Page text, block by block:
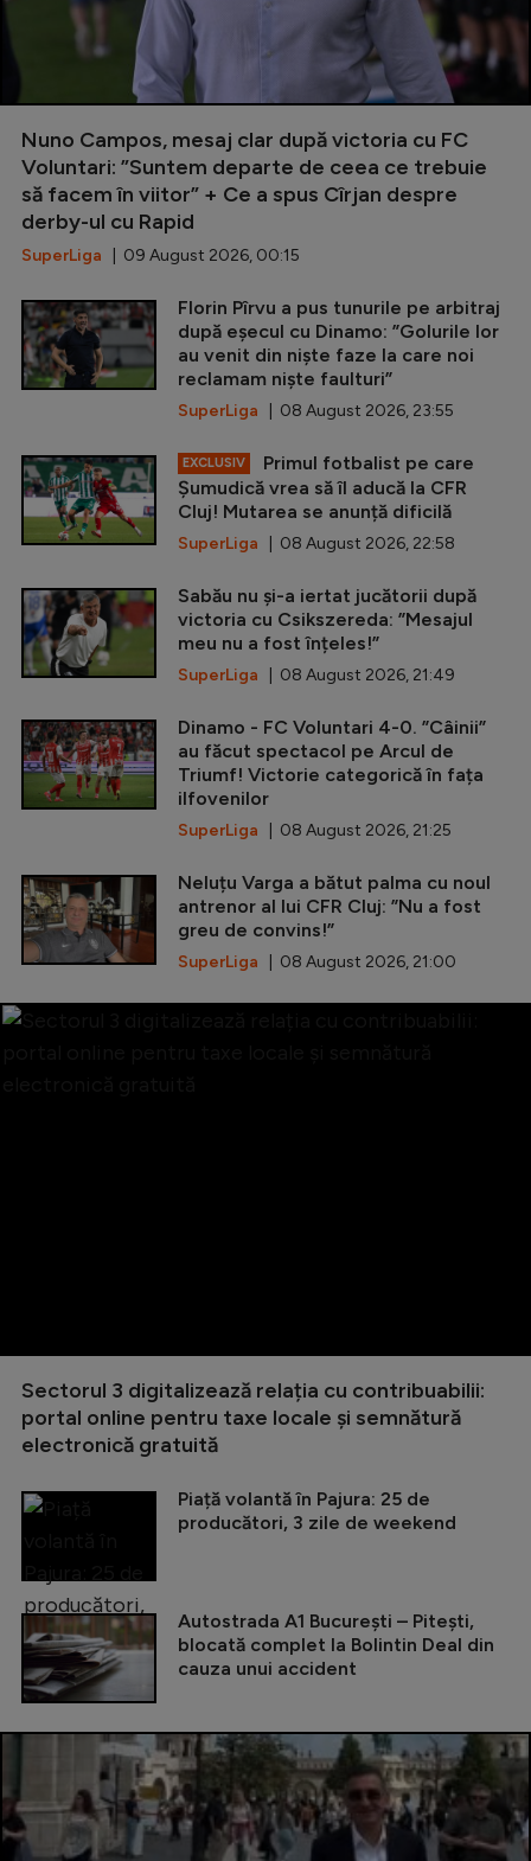
Nuno Campos, mesaj clar după victoria cu FC
Voluntari: ”Suntem departe de ceea ce trebuie
să facem în viitor” + Ce a spus Cîrjan despre
derby-ul cu Rapid
SuperLiga | 09 August 2026, 00:15
Florin Pîrvu a pus tunurile pe arbitraj
după eșecul cu Dinamo: ”Golurile lor
au venit din niște faze la care noi
reclamam niște faulturi”
SuperLiga | 08 August 2026, 23:55
EXCLUSIV
Primul fotbalist pe care
Șumudică vrea să îl aducă la CFR
Cluj! Mutarea se anunță dificilă
SuperLiga | 08 August 2026, 22:58
Sabău nu și-a iertat jucătorii după
victoria cu Csikszereda: ”Mesajul
meu nu a fost înțeles!”
SuperLiga | 08 August 2026, 21:49
Dinamo - FC Voluntari 4-0. ”Câinii”
au făcut spectacol pe Arcul de
Triumf! Victorie categorică în fața
ilfovenilor
SuperLiga | 08 August 2026, 21:25
Neluțu Varga a bătut palma cu noul
antrenor al lui CFR Cluj: ”Nu a fost
greu de convins!”
SuperLiga | 08 August 2026, 21:00
Sectorul 3 digitalizează relația cu contribuabilii:
portal online pentru taxe locale și semnătură
electronică gratuită
Piață volantă în Pajura: 25 de
producători, 3 zile de weekend
Autostrada A1 București – Pitești,
blocată complet la Bolintin Deal din
cauza unui accident